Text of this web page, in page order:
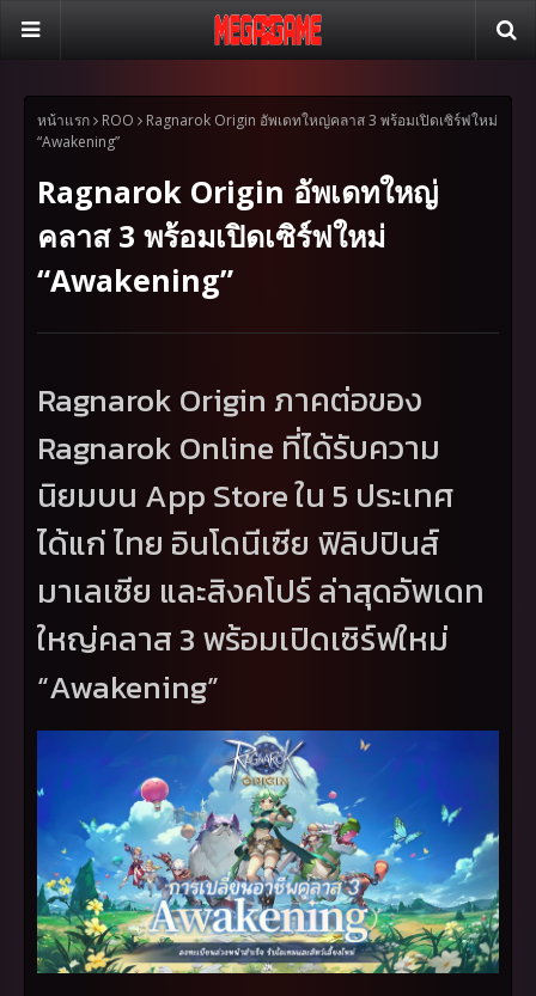
หน้าแรก ROO
Ragnarok Origin อัพเดทใหญ่คลาส 3 พร้อมเปิดเซิร์ฟใหม่
“Awakening”
Ragnarok Origin อัพเดทใหญ่
คลาส 3 พร้อมเปิดเซิร์ฟใหม่
“Awakening”
Ragnarok Origin ภาคต่อของ
Ragnarok Online ที่ได้รับความ
นิยมบน App Storeใน 5 ประเทศ
ได้แก่ ไทย อินโดนีเซีย ฟิลิปปินส์
มาเลเซีย และสิงคโปร์ ล่าสุดอัพเดท
ใหญ่คลาส 3 พร้อมเปิดเซิร์ฟใหม่
“Awakening”